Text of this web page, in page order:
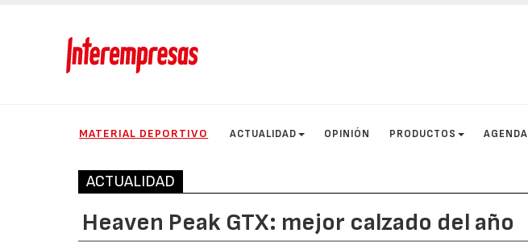
MATERIAL DEPORTIVO ACTUALIDAD OPINIÓN PRODUCTOS AGENDA
ACTUALIDAD
Heaven Peak GTX: mejor calzado del año